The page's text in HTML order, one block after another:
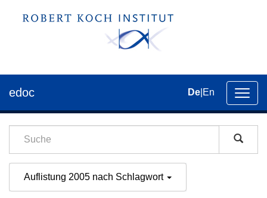
der
edoc De En
Auflistung 2005 nach Schlagwort